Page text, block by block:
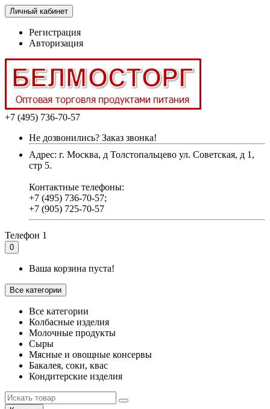
Личный кабинет
Регистрация
Авторизация
+7 (495) 736-70-57
Не дозвонились? Заказ звонка!
Адрес: г. Москва, д Толстопальцево ул. Советская, д 1,
стр 5.
Контактные телефоны:
+7 (495) 736-70-57;
+7 (905) 725-70-57
Телефон 1
0
Ваша корзина пуста!
Все категории
Все категории
Колбасные изделия
Молочные продукты
Сыры
Мясные и овощные консервы
Бакалея, соки, квас
Кондитерские изделия